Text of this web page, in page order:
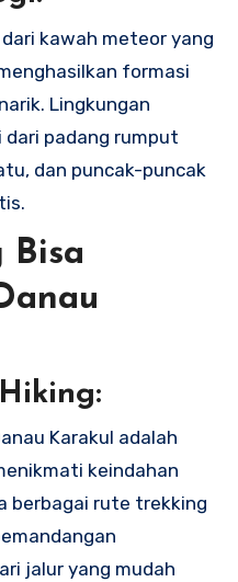
kawah meteor yang
formasi
Lingkungan
padang rumput
dan puncak-puncak
Bisa
Karakul adalah
keindahan
berbagai rute trekking
jalur yang mudah